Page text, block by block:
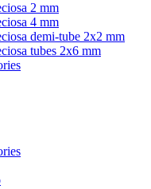
2 mm
4 mm
demi-tube 2x2 mm
tubes 2x6 mm